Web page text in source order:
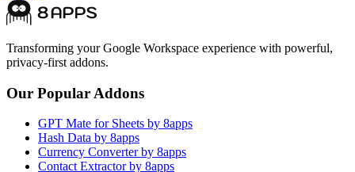
Transforming your Google Workspace experience with powerful,
privacy-first addons.
Our Popular Addons
GPT Mate for Sheets by 8apps
Hash Data by 8apps
Currency Converter by 8apps
Contact Extractor by 8apps